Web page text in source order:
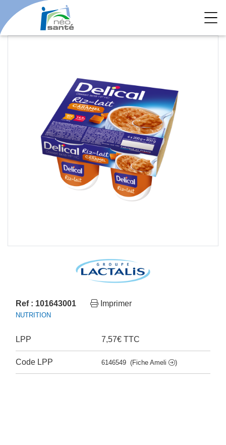
Ref : 101643001 Imprimer
NUTRITION
LPP 7,57€ TTC
Code LPP 6146549 (Fiche Ameli )